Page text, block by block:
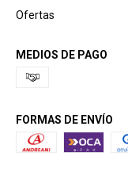
Ofertas
MEDIOS DE PAGO
FORMAS DE ENVÍO